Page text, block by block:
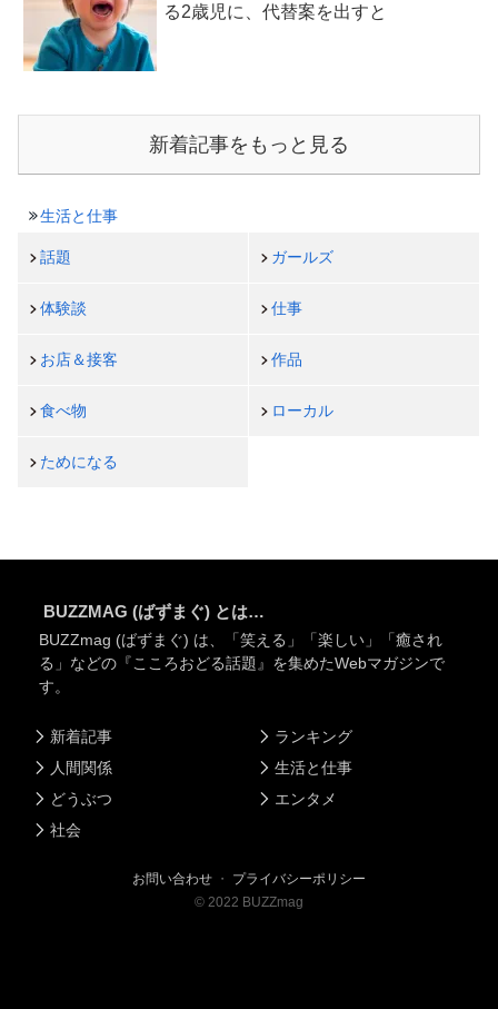
る2歳児に、代替案を出すと
新着記事をもっと見る
生活と仕事
話題 ガールズ
体験談 仕事
お店＆接客 作品
食べ物 ローカル
ためになる
BUZZMAG (ばずまぐ) とは…
BUZZmag (ばずまぐ) は、「笑える」「楽しい」「癒され
る」などの『こころおどる話題』を集めたWebマガジンで
す。
新着記事
人間関係
どうぶつ
社会
ランキング
生活と仕事
エンタメ
お問い合わせ ・ プライバシーポリシー
© 2022 BUZZmag